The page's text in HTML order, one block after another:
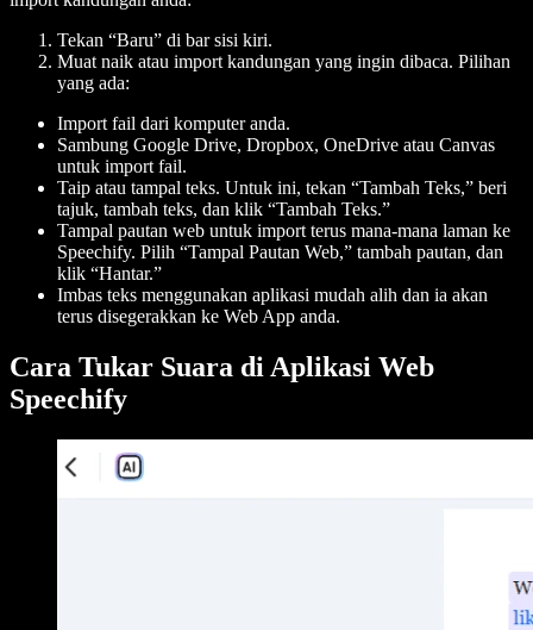
Tekan “Baru” di bar sisi kiri.
Muat naik atau import kandungan yang ingin dibaca. Pilihan
yang ada:
Import fail dari komputer anda.
Sambung Google Drive, Dropbox, OneDrive atau Canvas
untuk import fail.
Taip atau tampal teks. Untuk ini, tekan “Tambah Teks,” beri
tajuk, tambah teks, dan klik “Tambah Teks.”
Tampal pautan web untuk import terus mana-mana laman ke
Speechify. Pilih “Tampal Pautan Web,” tambah pautan, dan
klik “Hantar.”
Imbas teks menggunakan aplikasi mudah alih dan ia akan
terus disegerakkan ke Web App anda.
Cara Tukar Suara di Aplikasi Web
Speechify